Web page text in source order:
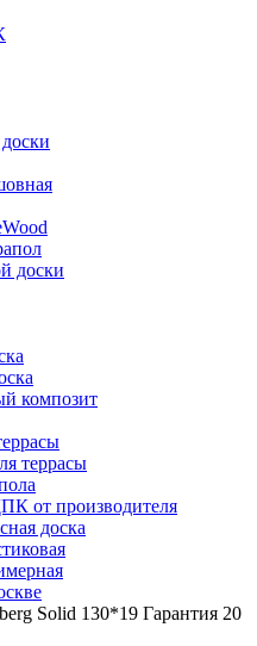
доски
композит
террасы
от производителя
доска
Solid 130*19 Гарантия 20